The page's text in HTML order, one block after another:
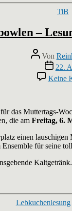
TiB
–
Beitragsautor
Von
22.
Keine
das Muttertags-
die am Freitag, 6.
einen
für seine
Kaltgetränk.
Lebkuchenlesung